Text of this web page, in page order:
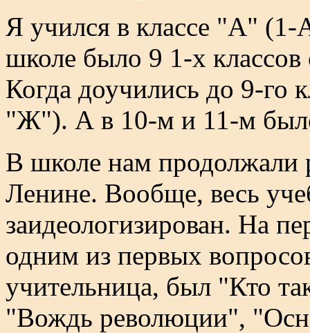
Я учился в классе "А"
школе было 9 1-х
Когда доучились до 9-го
"Ж"). А в 10-м и 11-м
В школе нам продолжали
Ленине. Вообще, весь
заидеологизирован. На
одним из первых
учительница, был "Кто
"Вождь революции",